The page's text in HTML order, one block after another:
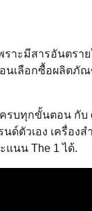
าะมีสารอันตร
เลือกซื้อผลิตภั
รบทุกขั้นตอน กั
ตัวเอง เครื่องส
นน The 1 ได้.